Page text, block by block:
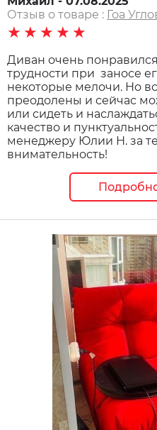
Отзыв о товаре : Гоа
★★★★★
Диван очень
трудности при заносе
некоторые мелочи. Но
преодолены и сейчас
или сидеть и
качество и
менеджеру Юлии Н. за
внимательность!